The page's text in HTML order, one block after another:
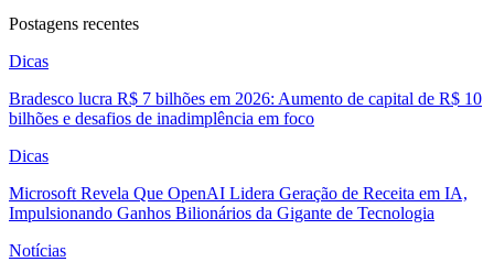
Postagens recentes
Dicas
Bradesco lucra R$ 7 bilhões em 2026: Aumento de capital de R$ 10
bilhões e desafios de inadimplência em foco
Dicas
Microsoft Revela Que OpenAI Lidera Geração de Receita em IA,
Impulsionando Ganhos Bilionários da Gigante de Tecnologia
Notícias